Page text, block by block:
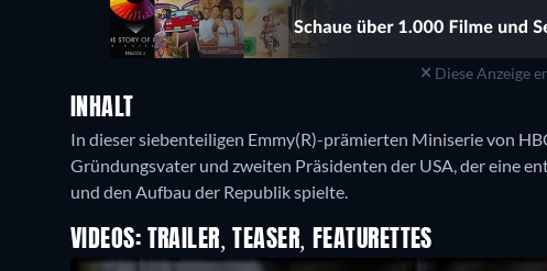
Diese Anzeige
INHALT
In dieser siebenteiligen Emmy(R)-prämierten Miniserie von
Gründungsvater und zweiten Präsidenten der USA, der eine
und den Aufbau der Republik spielte.
VIDEOS: TRAILER, TEASER, FEATURETTES